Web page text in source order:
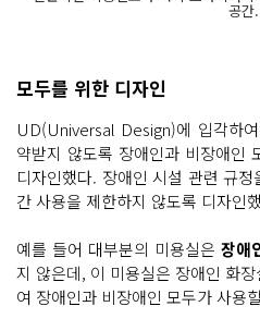
공간.
모두를 위한 디자인
UD(Universal Design)에 입각하
약받지 않도록 장애인과 비장애인
디자인했다. 장애인 시설 관련 규
간 사용을 제한하지 않도록 디자인
예를 들어 대부분의 미용실은 장애
지 않은데, 이 미용실은 장애인 화
여 장애인과 비장애인 모두가 사용